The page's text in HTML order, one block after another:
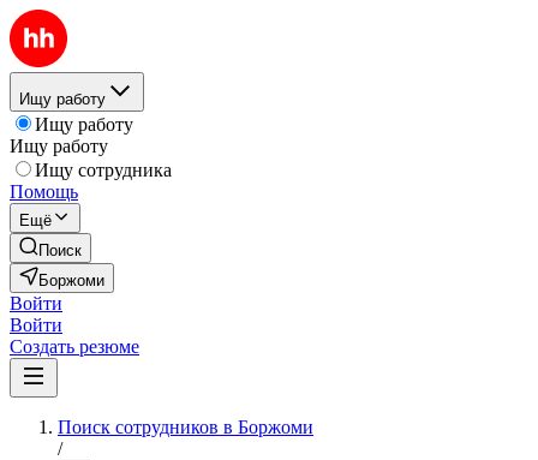
Ищу работу
Ищу работу
Ищу работу
Ищу сотрудника
Помощь
Ещё
Поиск
Боржоми
Войти
Войти
Создать резюме
Поиск сотрудников в Боржоми
/